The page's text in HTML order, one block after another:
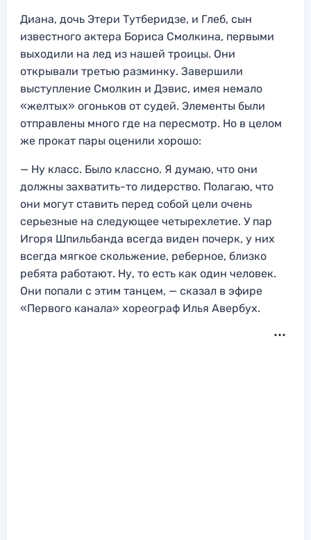
Диана, дочь Этери Тутберидзе, и Глеб, сын
известного актера Бориса Смолкина, первыми
выходили на лед из нашей троицы. Они
открывали третью разминку. Завершили
выступление Смолкин и Дэвис, имея немало
«желтых» огоньков от судей. Элементы были
отправлены много где на пересмотр. Но в целом
же прокат пары оценили хорошо:
— Ну класс. Было классно. Я думаю, что они
должны захватить-то лидерство. Полагаю, что
они могут ставить перед собой цели очень
серьезные на следующее четырехлетие. У пар
Игоря Шпильбанда всегда виден почерк, у них
всегда мягкое скольжение, реберное, близко
ребята работают. Ну, то есть как один человек.
Они попали с этим танцем, — сказал в эфире
«Первого канала» хореограф Илья Авербух.